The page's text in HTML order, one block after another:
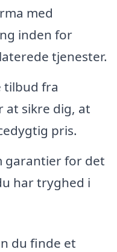
med
inden for
tjenester.
fra
at sikre dig, at
pris.
garantier for det
har tryghed i
du finde et